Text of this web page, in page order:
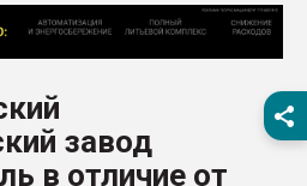
Продам отходы
поликарбоната и АБС-
Armaloy PC/ABS-1IM
26.07.2022 "Сибирский
Профильная
покупка, обмен
завод
в отличие от